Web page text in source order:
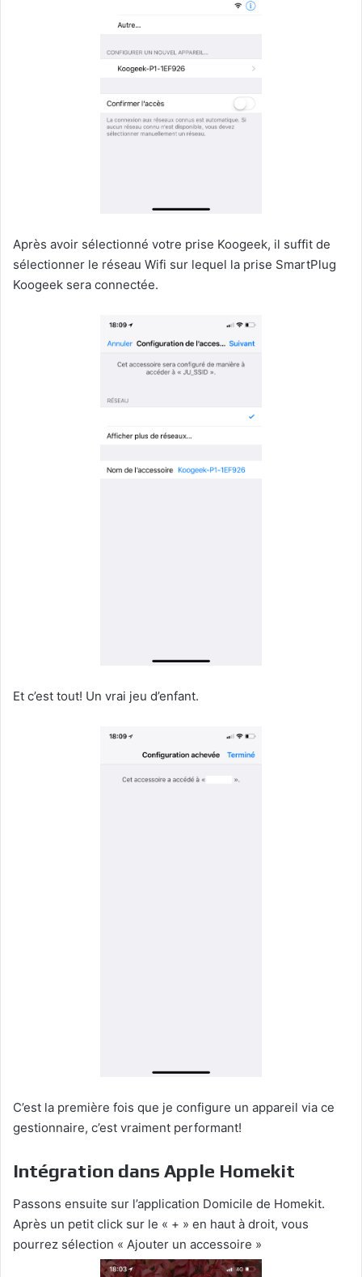
Après avoir sélectionné votre prise Koogeek, il suffit de
sélectionner le réseau Wifi sur lequel la prise SmartPlug
Koogeek sera connectée.
Et c’est tout! Un vrai jeu d’enfant.
C’est la première fois que je configure un appareil via ce
gestionnaire, c’est vraiment performant!
Intégration dans Apple Homekit
Passons ensuite sur l’application Domicile de Homekit.
Après un petit click sur le « + » en haut à droit, vous
pourrez sélection « Ajouter un accessoire »